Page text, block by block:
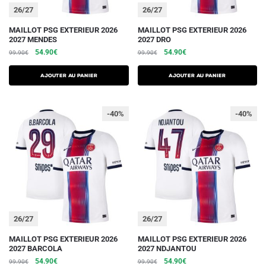
du
du
26/27
MAILLOT PSG EXTERIEUR 2026
2027 MENDES
99.90€
Le
initial
était :
54.90€Le
actuel
est :
AJOUTER AU PANIER
Ce
produit
a
plusieurs
variations.
peuvent
être
choisies
du
26/27
MAILLOT PSG EXTERIEUR 2026
2027 DRO
99.90€
Le
initial
était :
54.90€Le
actuel
est :
AJOUTER AU PANIER
Ce
produit
a
plusieurs
variations.
options
peuvent
être
choisies
du
26/27
-40%
MAILLOT PSG EXTERIEUR 2026
2027 BARCOLA
99.90€ Le
54.90€Le
Ce
produit
26/27
-40%
MAILLOT PSG EXTERIEUR 2026
2027 NDJANTOU
99.90€ Le
54.90€Le
Ce
produit